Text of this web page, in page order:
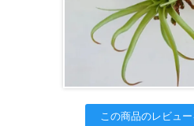
この商品のレビュ